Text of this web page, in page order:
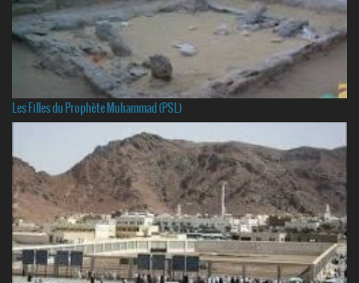
Les Filles du Prophète Muhammad (PSL)